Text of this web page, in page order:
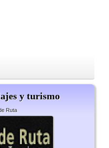
y turismo
Ruta